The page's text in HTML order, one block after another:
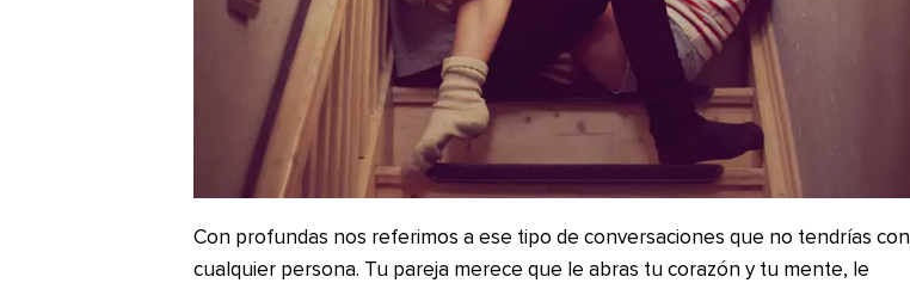
Con profundas nos referimos a ese tipo de conversaciones que no tendrías con
cualquier persona. Tu pareja merece que le abras tu corazón y tu mente, le